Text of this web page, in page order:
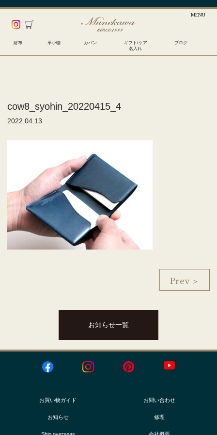
財布 革小物 カバン
ギフト/ケア
名入れ
ブログ
cow8_syohin_20220415_4
2022.04.13
Prev ＞
お知らせ一覧
お買い物ガイド お問い合わせ
お知らせ 修理